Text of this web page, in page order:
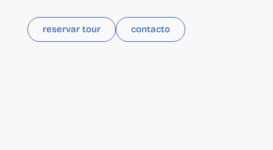
reservar tour contacto